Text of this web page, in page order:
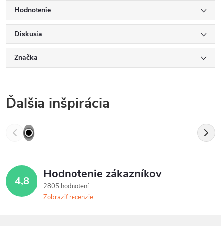
Hodnotenie
Diskusia
Značka
Ďalšia inšpirácia
4,8 Hodnotenie zákazníkov
2805 hodnotení
Zobraziť recenzie